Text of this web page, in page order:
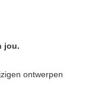
jou.
ontwerpen